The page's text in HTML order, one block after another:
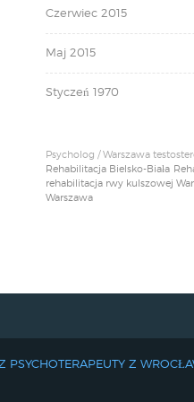
Czerwiec 2015
Maj 2015
Styczeń 1970
Psycholog / Warszawa
Rehabilitacja Bielsko-Biała
rehabilitacja rwy kulszowej
Warszawa
PSYCHOTERAPEUTY Z